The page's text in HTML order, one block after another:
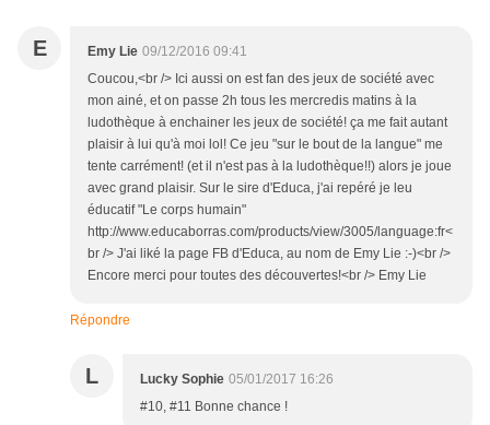
E Emy Lie 09/12/2016 09:41
Coucou,<br /> Ici aussi on est fan des jeux de société avec
mon ainé, et on passe 2h tous les mercredis matins à la
ludothèque à enchainer les jeux de société! ça me fait autant
plaisir à lui qu'à moi lol! Ce jeu "sur le bout de la langue" me
tente carrément! (et il n'est pas à la ludothèque!!) alors je joue
avec grand plaisir. Sur le sire d'Educa, j'ai repéré je leu
éducatif "Le corps humain"
http://www.educaborras.com/products/view/3005/language:fr<
br /> J'ai liké la page FB d'Educa, au nom de Emy Lie :-)<br />
Encore merci pour toutes des découvertes!<br /> Emy Lie
Répondre
L Lucky Sophie 05/01/2017 16:26
#10, #11 Bonne chance !